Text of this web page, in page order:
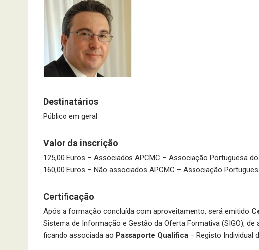
Destinatários
Público em geral
Valor da inscrição
125,00 Euros – Associados APCMC – Associação Portuguesa
160,00 Euros – Não associados APCMC – Associação
Certificação
Após a formação concluída com aproveitamento, será emitido
Sistema de Informação e Gestão da Oferta Formativa (SIGO),
ficando associada ao Passaporte Qualifica – Registo Individual